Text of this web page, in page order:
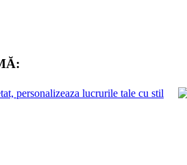
personalizeaza lucrurile tale cu stil